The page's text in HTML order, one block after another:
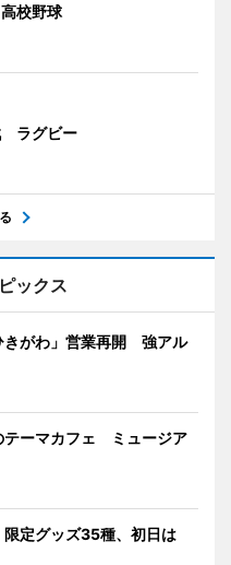
校野球
ラグビー
ックス
きがわ」営業再開 強アル
テーマカフェ ミュージア
定グッズ35種、初日は